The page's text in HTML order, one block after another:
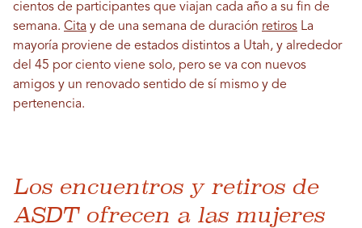
cientos de participantes que viajan cada año a su fin de
semana. Cita y de una semana de duración retiros La
mayoría proviene de estados distintos a Utah, y alrededor
del 45 por ciento viene solo, pero se va con nuevos
amigos y un renovado sentido de sí mismo y de
pertenencia.
Los encuentros y retiros de
ASDT ofrecen a las mujeres